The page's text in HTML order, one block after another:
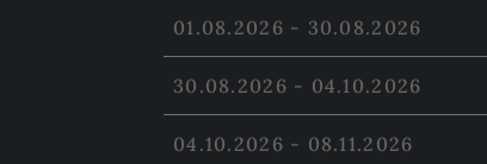
01.08.2026 - 30.08.2026
30.08.2026 - 04.10.2026
04.10.2026 - 08.11.2026